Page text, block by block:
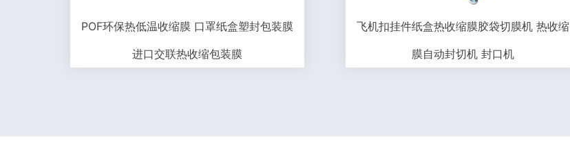
POF环保热低温收缩膜 口罩纸盒塑封包装膜
进口交联热收缩包装膜
飞机扣挂件纸盒热收缩膜胶袋切膜机 热收缩
膜自动封切机 封口机